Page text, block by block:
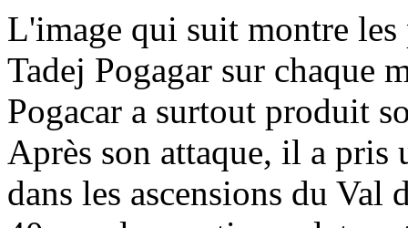
L'image qui suit montre les
Tadej Pogagar sur chaque
Pogacar a surtout produit
Après son attaque, il a pris
dans les ascensions du